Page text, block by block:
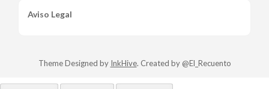
Aviso Legal
Theme Designed by InkHive. Created by @El_Recuento